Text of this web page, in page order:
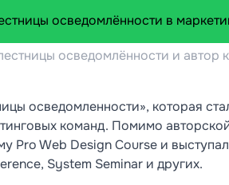
осведомлённости и автор
осведомленности», которая
команд. Помимо
Pro Web Design Course и
System Seminar и других.